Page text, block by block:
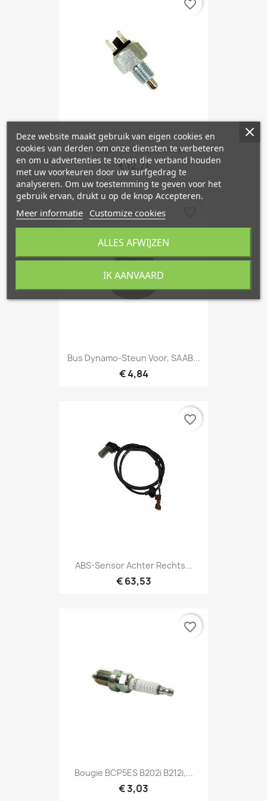
Achteruitrijlichtschakelaar...
€ 12,71
favorite_border
Bus Dynamo-Steun Voor, SAAB...
€ 4,84
ABS-Sensor Achter Rechts...
€ 63,53
favorite_border
Bougie BCP5ES B202i B212i,...
€ 3,03
favorite_border
Deze website maakt gebruik van eigen cookies en
cookies van derden om onze diensten te verbeteren
en om u advertenties te tonen die verband houden
met uw voorkeuren door uw surfgedrag te
analyseren. Om uw toestemming te geven voor het
gebruik ervan, drukt u op de knop Accepteren.
Meer informatie Customize cookies
ALLES AFWIJZEN
IK AANVAARD